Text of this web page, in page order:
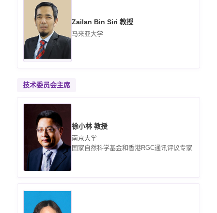
Zailan Bin Siri 教授
马来亚大学
技术委员会主席
徐小林 教授
南京大学
国家自然科学基金和香港RGC通讯评议专家